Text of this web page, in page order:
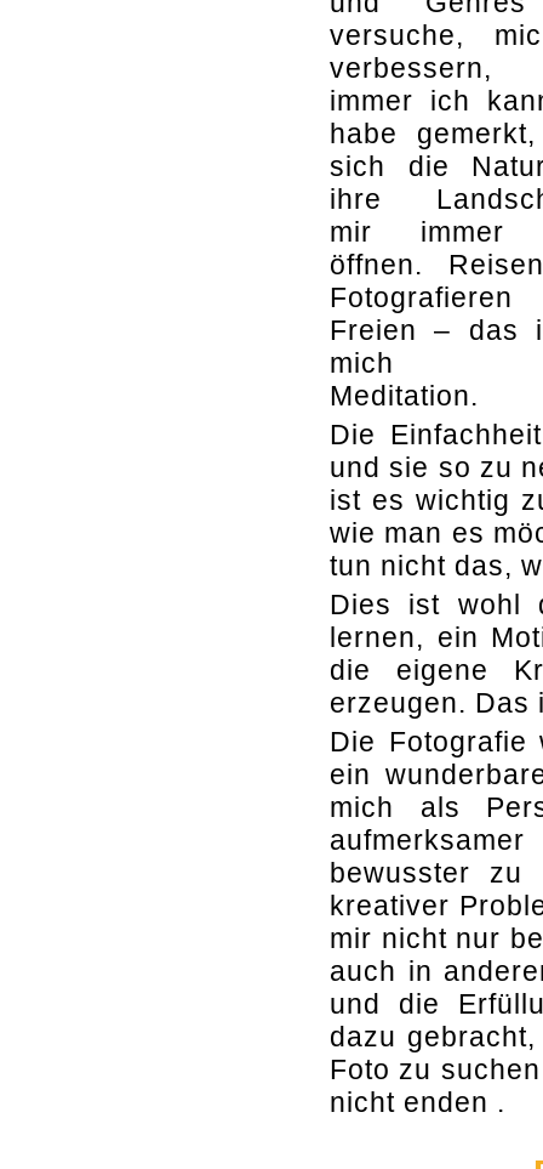
versuche,
immer ich
habe
sich die
ihre
mir immer
öffnen.
Freien – das
mich
Meditation.
Die
und sie so zu
ist es wichtig
wie man es
tun nicht das,
Dies ist wohl
lernen, ein
die eigene
erzeugen. Das
Die
ein
mich als
bewusster zu
kreativer
mir nicht nur
auch in
und die
dazu
Foto zu
nicht enden .